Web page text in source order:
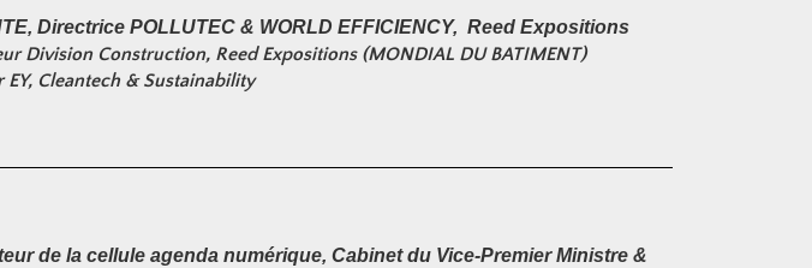
Directrice POLLUTEC & WORLD EFFICIENCY, Reed Expositions
Division Construction, Reed Expositions (MONDIAL DU BATIMENT)
Cleantech & Sustainability
de la cellule agenda numérique, Cabinet du Vice-Premier Ministre &